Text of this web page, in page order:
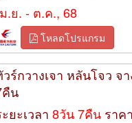
.ย. - ต.ค., 68
โหลดโปรแกรม
ร์กวางเจา หลันโจว จ
คืน
ยะเวลา8วัน 7คืน ราค